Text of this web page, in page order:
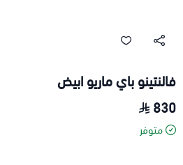
فالنتينو باي ماريو ابيض
830
متوفر